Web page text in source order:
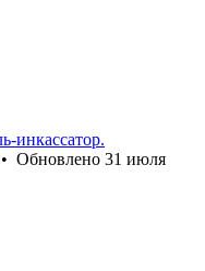
инкассатор.
• Обновлено 31 июля